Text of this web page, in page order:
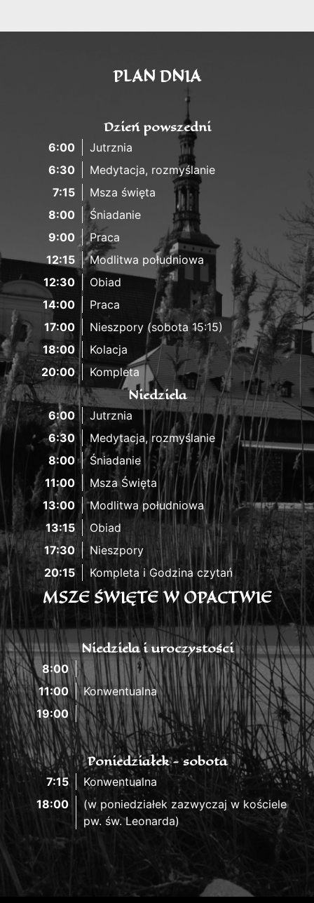
PLAN DNIA
Dzień powszedni
6:00
Jutrznia
6:30
Medytacja, rozmyślanie
7:15
Msza święta
8:00
Śniadanie
9:00
Praca
12:15
Modlitwa południowa
12:30
Obiad
14:00
Praca
17:00
Nieszpory (sobota 15:15)
18:00
Kolacja
20:00
Kompleta
Niedziela
6:00
Jutrznia
6:30
Medytacja, rozmyślanie
8:00
Śniadanie
11:00
Msza Święta
13:00
Modlitwa południowa
13:15
Obiad
17:30
Nieszpory
20:15
Kompleta i Godzina czytań
MSZE ŚWIĘTE W OPACTWIE
Niedziela i uroczystości
8:00
11:00
Konwentualna
19:00
Poniedziałek - sobota
7:15
Konwentualna
18:00
(w poniedziałek zazwyczaj w kościele
pw. św. Leonarda)